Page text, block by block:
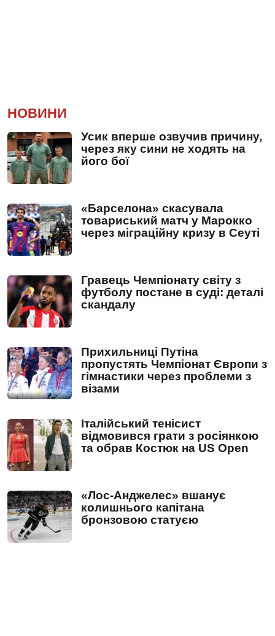
НОВИНИ
Усик вперше озвучив причину,
через яку сини не ходять на
його бої
«Барселона» скасувала
товариський матч у Марокко
через міграційну кризу в Сеуті
Гравець Чемпіонату світу з
футболу постане в суді: деталі
скандалу
Прихильниці Путіна
пропустять Чемпіонат Європи з
гімнастики через проблеми з
візами
Італійський тенісист
відмовився грати з росіянкою
та обрав Костюк на US Open
«Лос-Анджелес» вшанує
колишнього капітана
бронзовою статуєю